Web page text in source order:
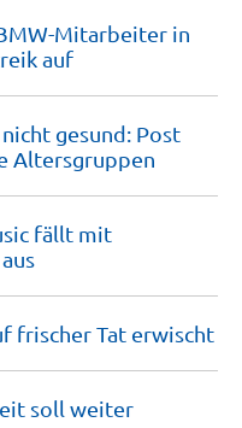
Mitarbeiter in
auf
gesund: Post
Altersgruppen
fällt mit
aus
frischer Tat erwischt
soll weiter